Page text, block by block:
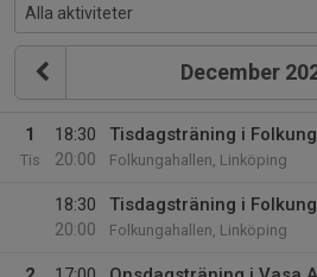
December
1
Tis
18:30
20:00
Tisdagsträning i
Folkungahallen, Linköping
18:30
20:00
Tisdagsträning i
Folkungahallen, Linköping